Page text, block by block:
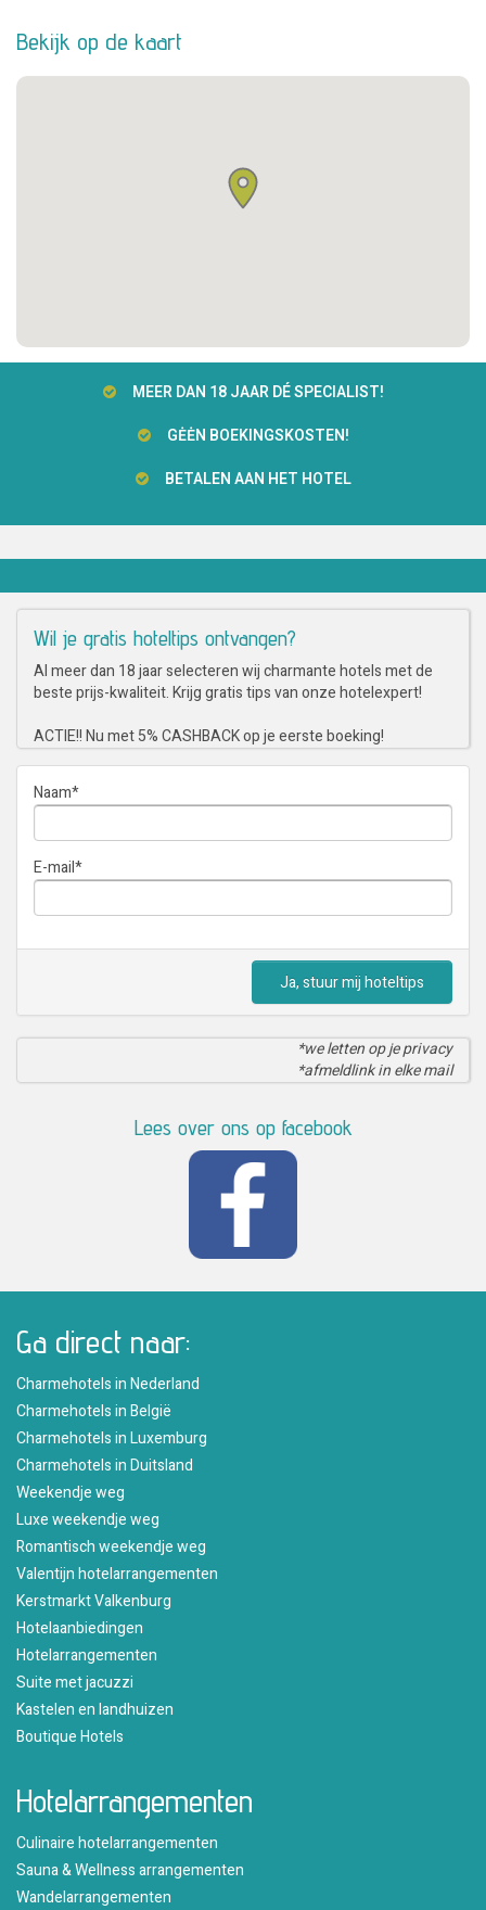
Bekijk op de kaart
MEER DAN 18 JAAR DÉ SPECIALIST!
GĖĖN BOEKINGSKOSTEN!
BETALEN AAN HET HOTEL
Wil je gratis hoteltips ontvangen?
Al meer dan 18 jaar selecteren wij charmante hotels met de
beste prijs-kwaliteit. Krijg gratis tips van onze hotelexpert!
ACTIE!! Nu met 5% CASHBACK op je eerste boeking!
Naam*
E-mail*
Ja, stuur mij hoteltips
*we letten op je privacy
*afmeldlink in elke mail
Lees over ons op facebook
Ga direct naar:
Charmehotels in Nederland
Charmehotels in België
Charmehotels in Luxemburg
Charmehotels in Duitsland
Weekendje weg
Luxe weekendje weg
Romantisch weekendje weg
Valentijn hotelarrangementen
Kerstmarkt Valkenburg
Hotelaanbiedingen
Hotelarrangementen
Suite met jacuzzi
Kastelen en landhuizen
Boutique Hotels
Hotelarrangementen
Culinaire hotelarrangementen
Sauna & Wellness arrangementen
Wandelarrangementen